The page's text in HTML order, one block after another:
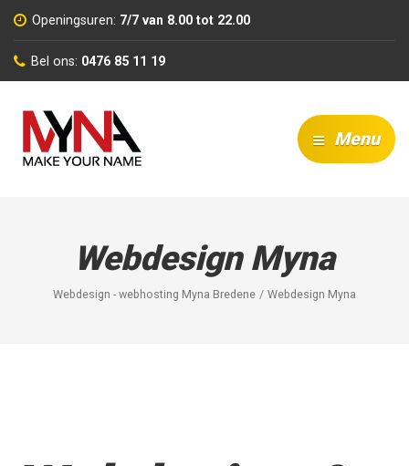
Openingsuren: 7/7 van 8.00 tot 22.00
Bel ons: 0476 85 11 19
Menu
Webdesign Myna
Webdesign - webhosting Myna Bredene Webdesign Myna